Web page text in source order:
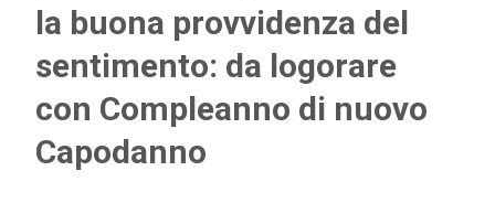
la buona provvidenza del
sentimento: da logorare
con Compleanno di nuovo
Capodanno